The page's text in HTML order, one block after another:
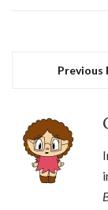
Previous